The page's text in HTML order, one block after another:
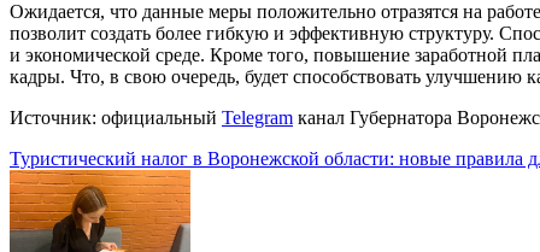
Ожидается, что данные меры положительно отразятся на
позволит создать более гибкую и эффективную структуру.
и экономической среде. Кроме того, повышение заработной
кадры. Что, в свою очередь, будет способствовать улучшению
Источник: официальный Telegram канал Губернатора
Навигация
по
записям
Туристический налог в Воронежской области: новые правила